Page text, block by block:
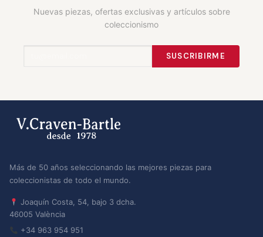
Nuevas piezas, ofertas exclusivas y artículos sobre
coleccionismo
SUSCRIBIRME
Más de 50 años seleccionando las mejores piezas para
coleccionistas de todo el mundo.
Joaquín Costa, 54, bajo 3 dcha.
46005 València
+34 963 954 951